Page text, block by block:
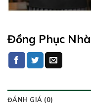
Đồng Phục
ĐÁNH GIÁ (0)